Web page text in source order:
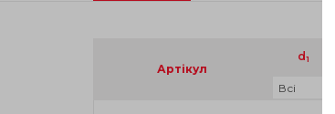
Артікул
d1